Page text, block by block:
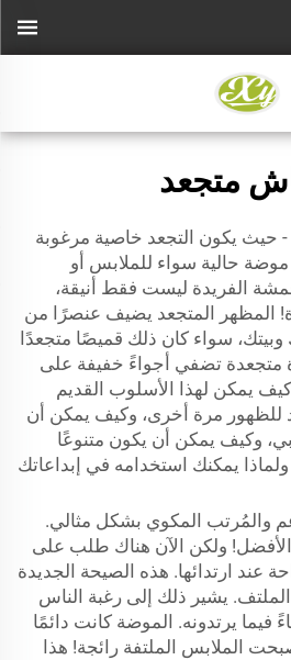
متجعد
- حيث يكون التجعد خاصية مرغوبة
حالية سواء للملابس أو
الفريدة ليست فقط أنيقة،
المظهر المتجعد يضيف عنصرًا من
وبيتك، سواء كان ذلك قميصًا متجعدًا
متجعدة تضفي أجواءً خفيفة على
يمكن لهذا الأسلوب القديم
للظهور مرة أخرى، وكيف يمكن أن
وكيف يمكن أن يكون متنوعًا
يمكنك استخدامه في إبداعاتك
والمُرتب المكوي بشكل مثالي.
الأفضل! ولكن الآن هناك طلب على
عند ارتدائها. هذه الصيحة الجديدة
يشير ذلك إلى رغبة الناس
فيما يرتدونه. الموضة كانت دائمًا
الملابس الملتفة رائجة! هذا